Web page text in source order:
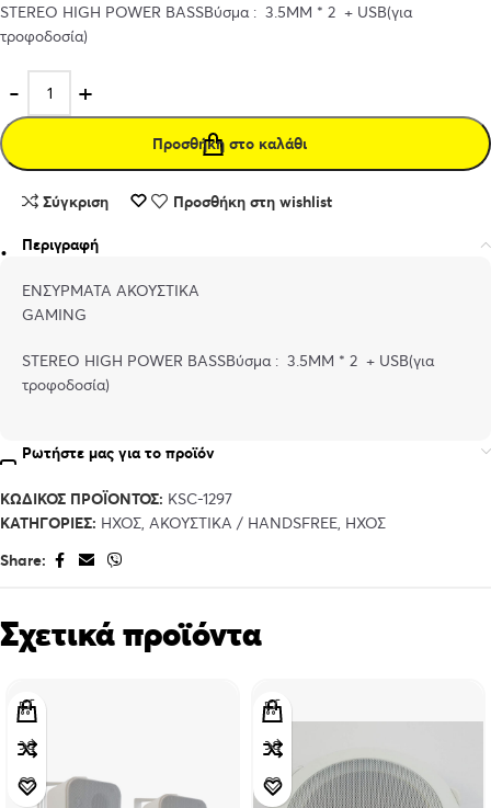
STEREO HIGH POWER BASSBύσμα : 3.5MM * 2 + USB(για
τροφοδοσία)
Προσθήκη στο καλάθι
Σύγκριση Προσθήκη στη wishlist
Περιγραφή
ΕΝΣΥΡΜΑΤΑ ΑΚΟΥΣΤΙΚΑ
GAMING
STEREO HIGH POWER BASSBύσμα : 3.5MM * 2 + USB(για
τροφοδοσία)
Ρωτήστε μας για το προϊόν
ΚΩΔΙΚΌΣ ΠΡΟΪΌΝΤΟΣ: KSC-1297
ΚΑΤΗΓΟΡΊΕΣ: ΉΧΟΣ, ΑΚΟΥΣΤΙΚΆ / HANDSFREE, ΉΧΟΣ
Share:
Σχετικά προϊόντα